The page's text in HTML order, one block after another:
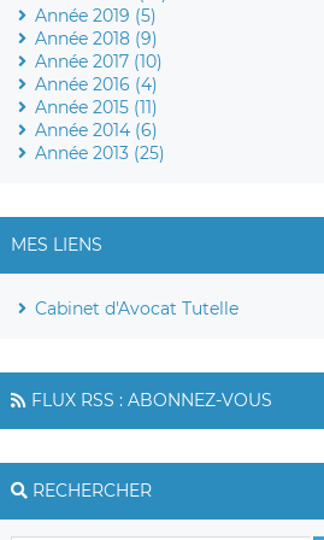
Année 2019 (5)
Année 2018 (9)
Année 2017 (10)
Année 2016 (4)
Année 2015 (11)
Année 2014 (6)
Année 2013 (25)
MES LIENS
Cabinet d'Avocat Tutelle
FLUX RSS : ABONNEZ-VOUS
RECHERCHER